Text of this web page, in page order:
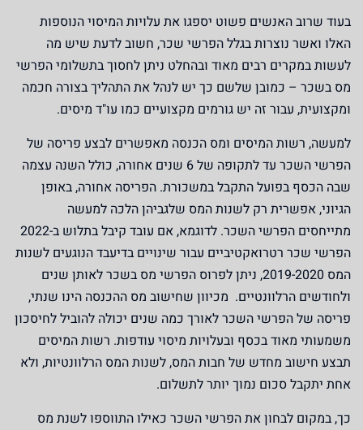
בעוד שרוב האנשים פשוט יספגו את עלויות המיסוי הנוספות
האלו ואשר נוצרות בגלל הפרשי שכר, חשוב לדעת שיש מה
לעשות במקרים רבים מאוד ובהחלט ניתן לחסוך בתשלומי הפרשי
מס בשכר – כמובן שלשם כך יש לנהל את התהליך בצורה חכמה
ומקצועית, עבור זה יש גורמים מקצועיים כמו עו"ד מיסים.
למעשה, רשות המיסים ומס הכנסה מאפשרים לבצע פריסה של
הפרשי השכר עד לתקופה של 6 שנים אחורה, כולל השנה עצמה
שבה הכסף בפועל התקבל במשכורת. הפריסה אחורה, באופן
הגיוני, אפשרית רק לשנות המס שלגביהן הלכה למעשה
מתייחסים הפרשי השכר. לדוגמא, אם עובד קיבל בתלוש ב-2022
הפרשי שכר רטרואקטיביים עבור שינויים בדיעבד הנוגעים לשנות
המס 2019-2020, ניתן לפרוס הפרשי מס בשכר לאותן שנים
ולחודשים הרלוונטיים. מכיוון שחישוב מס ההכנסה הינו שנתי,
פריסה של הפרשי השכר לאורך כמה שנים יכולה להוביל לחיסכון
משמעותי מאוד בכסף ובעלויות מיסוי עודפות. רשות המיסים
תבצע חישוב מחדש של חבות המס, לשנות המס הרלוונטיות, ולא
אחת יתקבל סכום נמוך יותר לתשלום.
כך, במקום לבחון את הפרשי השכר כאילו התווספו לשנת מס